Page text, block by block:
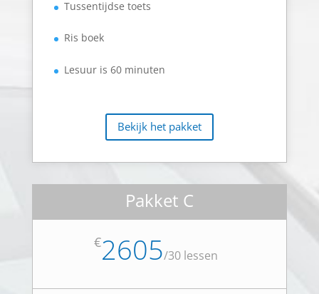
Tussentijdse toets
Ris boek
Lesuur is 60 minuten
Bekijk het pakket
Pakket C
€2605/30 lessen